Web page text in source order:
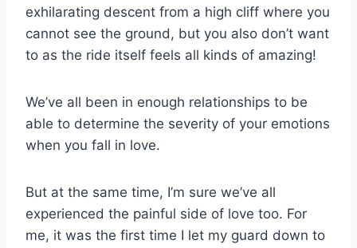
exhilarating descent from a high cliff where you
cannot see the ground, but you also don’t want
to as the ride itself feels all kinds of amazing!
We’ve all been in enough relationships to be
able to determine the severity of your emotions
when you fall in love.
But at the same time, I’m sure we’ve all
experienced the painful side of love too. For
me, it was the first time I let my guard down to